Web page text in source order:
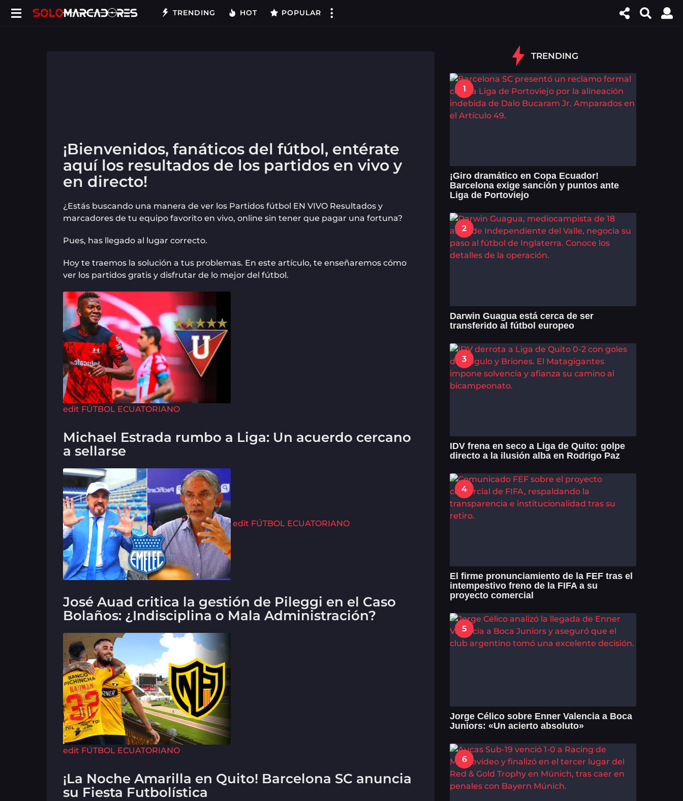
TRENDING HOT POPULAR
¡Bienvenidos, fanáticos del fútbol, entérate
aquí los resultados de los partidos en vivo y
en directo!
¿Estás buscando una manera de ver los Partidos fútbol EN VIVO Resultados y
marcadores de tu equipo favorito en vivo, online sin tener que pagar una fortuna?
Pues, has llegado al lugar correcto.
Hoy te traemos la solución a tus problemas. En este artículo, te enseñaremos cómo
ver los partidos gratis y disfrutar de lo mejor del fútbol.
edit FÚTBOL ECUATORIANO
Michael Estrada rumbo a Liga: Un acuerdo cercano
a sellarse
edit FÚTBOL ECUATORIANO
José Auad critica la gestión de Pileggi en el Caso
Bolaños: ¿Indisciplina o Mala Administración?
edit FÚTBOL ECUATORIANO
¡La Noche Amarilla en Quito! Barcelona SC anuncia
su Fiesta Futbolística
TRENDING
1
¡Giro dramático en Copa Ecuador!
Barcelona exige sanción y puntos ante
Liga de Portoviejo
2
Darwin Guagua está cerca de ser
transferido al fútbol europeo
3
IDV frena en seco a Liga de Quito: golpe
directo a la ilusión alba en Rodrigo Paz
4
El firme pronunciamiento de la FEF tras el
intempestivo freno de la FIFA a su
proyecto comercial
5
Jorge Célico sobre Enner Valencia a Boca
Juniors: «Un acierto absoluto»
6